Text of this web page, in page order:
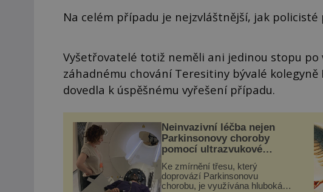
Na celém případu je nejzvláštnější, jak
Vyšetřovatelé totiž neměli ani jedinou stopu po
záhadnému chování Teresitiny bývalé
dovedla k úspěšnému vyřešení případu.
Neinvazivní léčba nejen
Parkinsonovy choroby
pomocí ultrazvukové
„helmy“
Ke zmírnění třesu, který
doprovází Parkinsonovu
chorobu, je využívána hluboká